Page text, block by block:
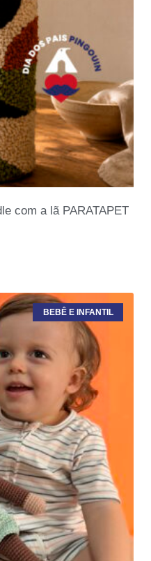
com a lã PARATAPET
BEBÊ E INFANTIL